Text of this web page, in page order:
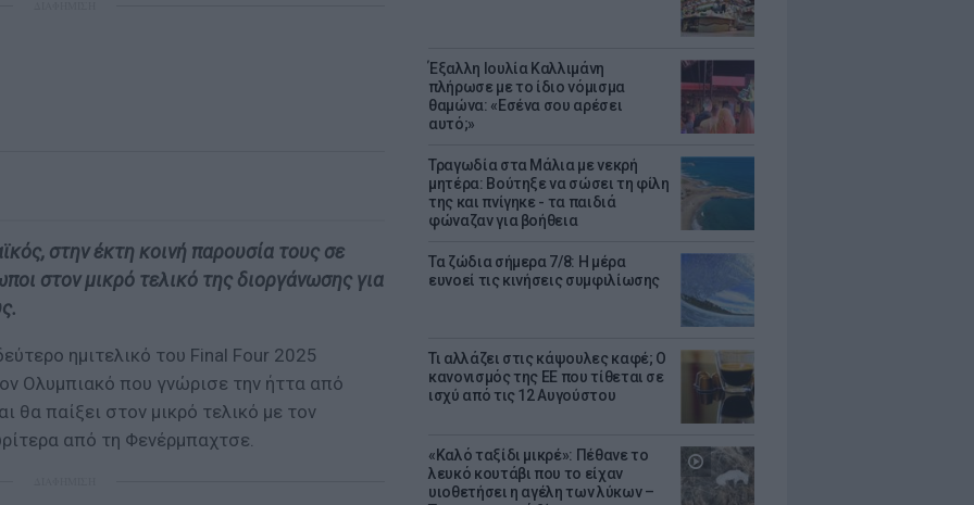
Έξαλλη Ιουλία Καλλιμάνη
πλήρωσε με το ίδιο νόμισμα
θαμώνα: «Εσένα σου αρέσει
αυτό;»
Τραγωδία στα Μάλια με νεκρή
μητέρα: Βούτηξε να σώσει τη φίλη
της και πνίγηκε - τα παιδιά
φώναζαν για βοήθεια
Τα ζώδια σήμερα 7/8: Η μέρα
ευνοεί τις κινήσεις συμφιλίωσης
Τι αλλάζει στις κάψουλες καφέ; Ο
κανονισμός της ΕΕ που τίθεται σε
ισχύ από τις 12 Αυγούστου
«Καλό ταξίδι μικρέ»: Πέθανε το
λευκό κουτάβι που το είχαν
υιοθετήσει η αγέλη των λύκων –
στην έκτη κοινή παρουσία τους σε
στον μικρό τελικό της διοργάνωσης για
ημιτελικό του Final Four 2025
Ολυμπιακό που γνώρισε την ήττα από
θα παίξει στον μικρό τελικό με τον
από τη Φενέρμπαχτσε.